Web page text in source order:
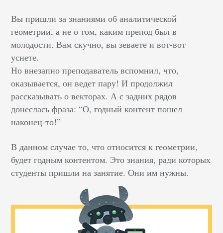
Вы пришли за знаниями об аналитической
геометрии, а не о том, каким препод был в
молодости. Вам скучно, вы зеваете и вот-вот
уснете.
Но внезапно преподаватель вспомнил, что,
оказывается, он ведет пару! И продолжил
рассказывать о векторах. А с задних рядов
донеслась фраза: “О, годный контент пошел
наконец-то!”
В данном случае то, что относится к геометрии,
будет годным контентом. Это знания, ради которых
студенты пришли на занятие. Они им нужны.